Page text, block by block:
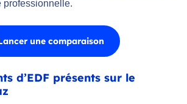
professionnelle.
une comparaison
d’EDF présents sur le